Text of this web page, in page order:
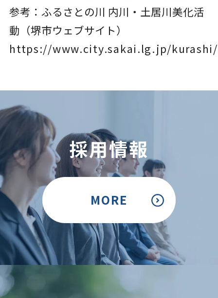
参考：ふるさとの川 内川・土居川美化活
動（堺市ウェブサイト）
https://www.city.sakai.lg.jp/
採用情報
MORE